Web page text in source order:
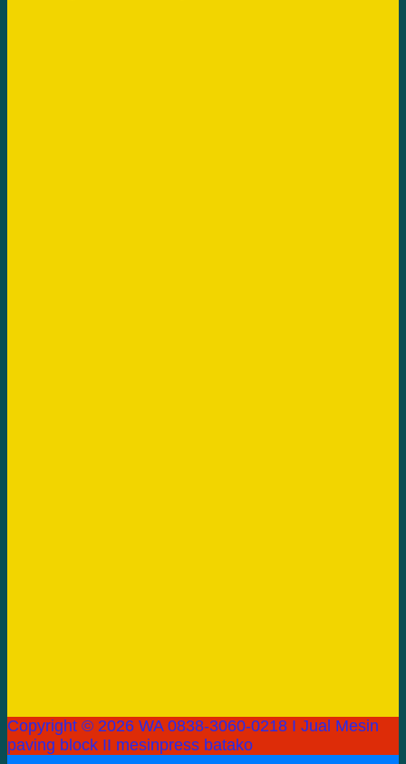
Copyright © 2026 WA 0838-3060-0218 I Jual Mesin
paving block II mesinpress batako